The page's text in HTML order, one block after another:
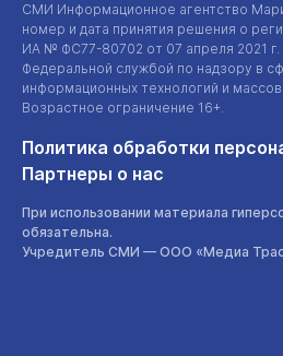
СМИ Информационное агентство
номер и дата принятия решения о
ИА № ФС77-80702 от 07 апреля 2021
Федеральной службой по надзору в
информационных технологий и
Возрастное ограничение 16+.
Политика обработки
Партнеры о нас
При использовании материала
обязательна.
Учредитель СМИ — ООО «Медиа